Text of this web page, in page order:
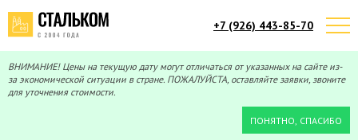
+7 (926) 443-85-70
ВНИМАНИЕ! Цены на текущую дату могут отличаться от указанных на сайте из-
за экономической ситуации в стране. ПОЖАЛУЙСТА, оставляйте заявки, звоните
для уточнения стоимости.
ПОНЯТНО, СПАСИБО
Telegram
Max